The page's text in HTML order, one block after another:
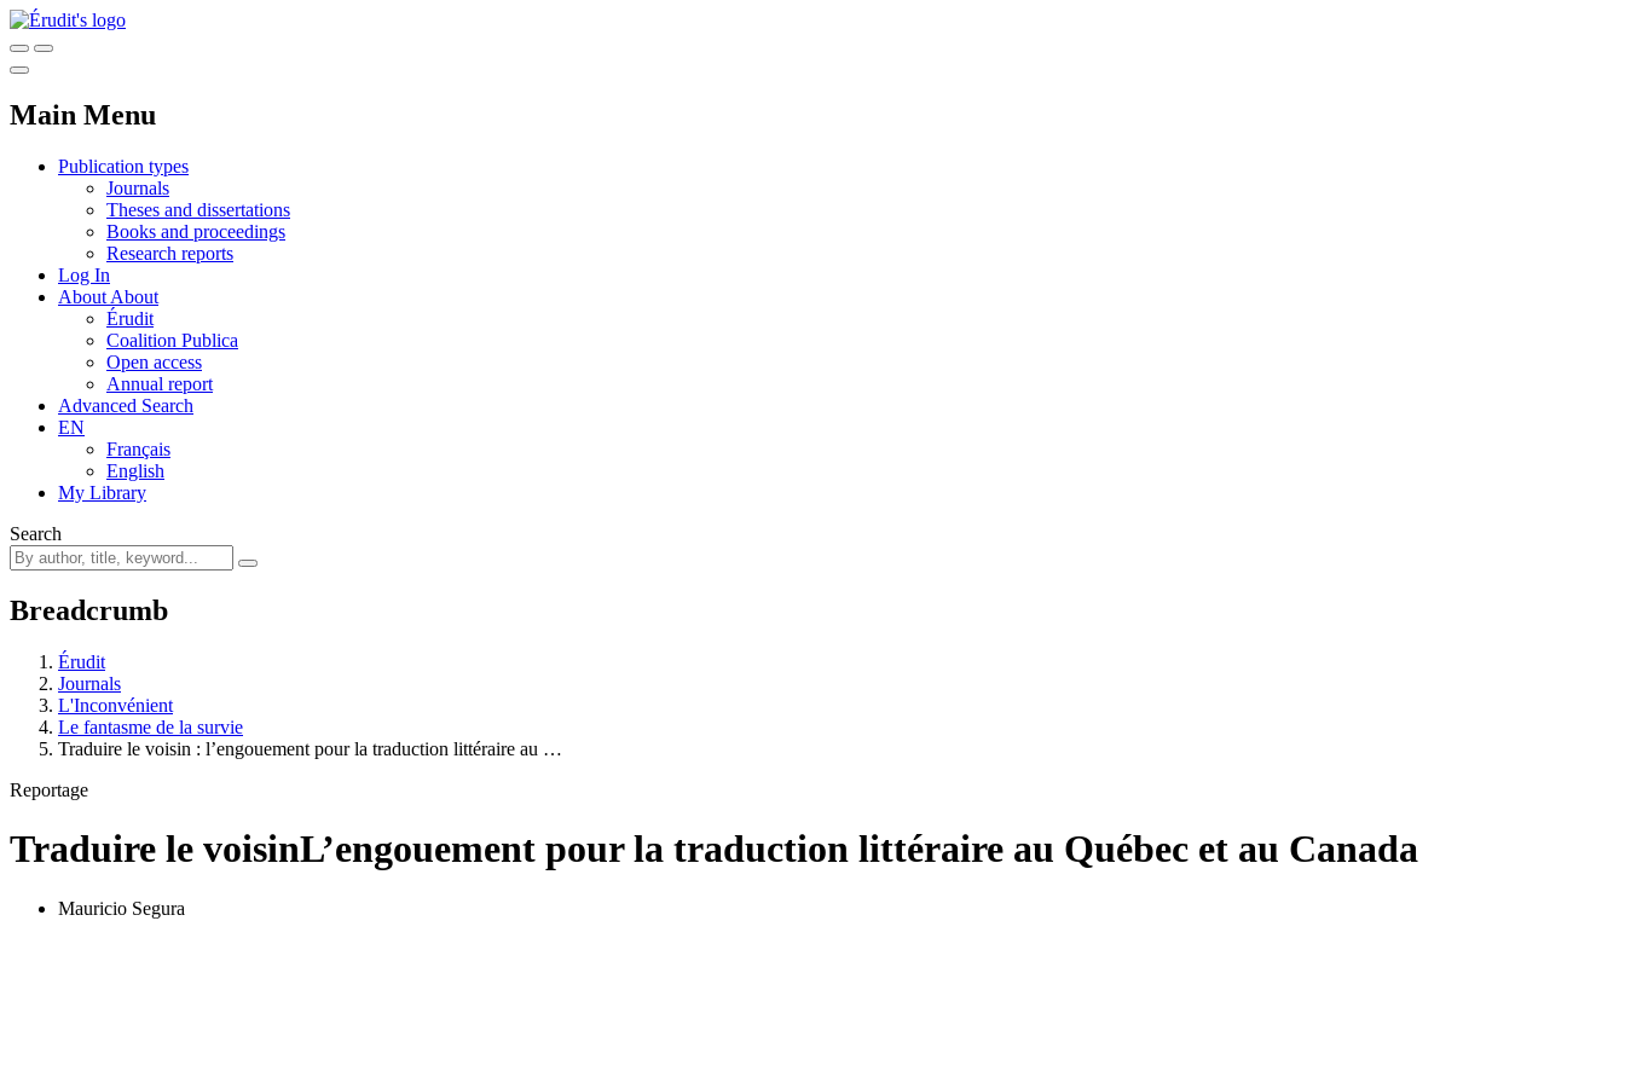
Main Menu
Publication types
Journals
Theses and dissertations
Books and proceedings
Research reports
Log In
About About
Érudit
Coalition Publica
Open access
Annual report
Advanced Search
EN
Français
English
My Library
Search
Breadcrumb
Érudit
Journals
L'Inconvénient
Le fantasme de la survie
Traduire le voisin : l’engouement pour la traduction littéraire au …
Reportage
Traduire le voisinL’engouement pour la traduction littéraire au Québec et au Canada
Mauricio Segura